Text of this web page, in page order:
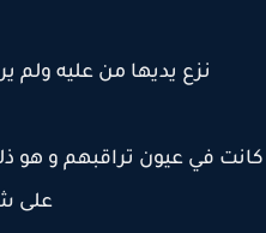
نزع يديها من عليه ولم
في عيون تراقبهم و هو
على